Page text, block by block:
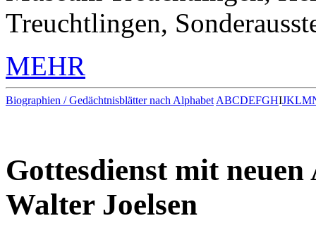
Treuchtlingen,
MEHR
Biographien / Gedächtnisblätter nach Alphabet ABCDEFGHIJKLM
Gottesdienst mit
Walter Joelsen